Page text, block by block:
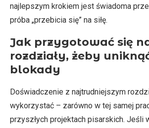
najlepszym krokiem jest świadoma
próba „przebicia się” na siłę.
Jak przygotować się
rozdziały, żeby
blokady
Doświadczenie z najtrudniejszym
wykorzystać – zarówno w tej samej
przyszłych projektach pisarskich. Jeśli